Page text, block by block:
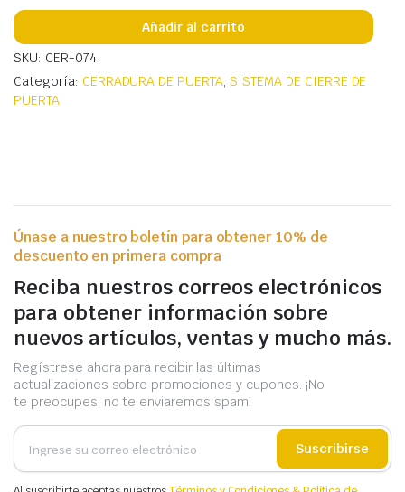
Añadir al carrito
SKU: CER-074
Categoría: CERRADURA DE PUERTA,SISTEMA DE CIERRE DE
PUERTA
Únase a nuestro boletín para obtener 10% de
descuento en primera compra
Reciba nuestros correos electrónicos
para obtener información sobre
nuevos artículos, ventas y mucho más.
Regístrese ahora para recibir las últimas
actualizaciones sobre promociones y cupones. ¡No
te preocupes, no te enviaremos spam!
Suscribirse